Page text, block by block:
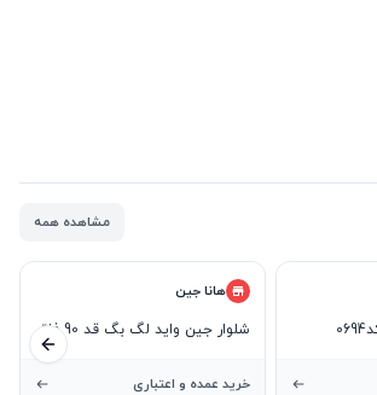
مشاهده همه
هانا جین
شلوار جین واید لگ بگ قد 90 فاق
خرید عمده و اعتباری
اسلاید قبلی